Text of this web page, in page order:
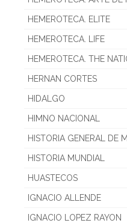
HEMEROTECA. ELITE
HEMEROTECA. LIFE
HEMEROTECA. THE
HERNAN CORTES
HIDALGO
HIMNO NACIONAL
HISTORIA GENERAL DE
HISTORIA MUNDIAL
HUASTECOS
IGNACIO ALLENDE
IGNACIO LOPEZ RAYON